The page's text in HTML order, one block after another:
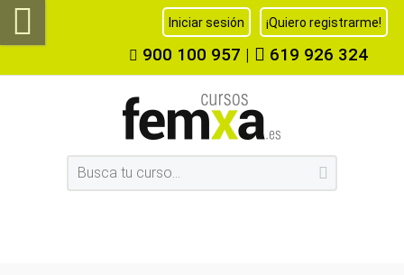
Iniciar sesión ¡Quiero registrarme!
900 100 957 | 619 926 324